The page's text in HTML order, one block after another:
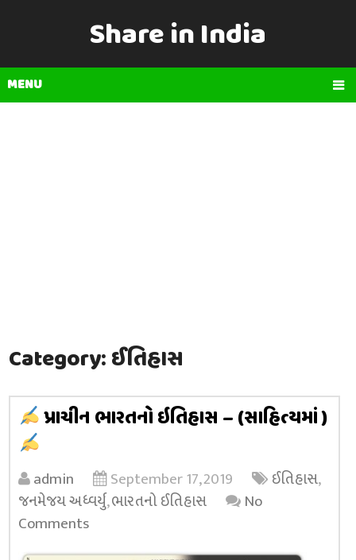
Share in India
MENU
Category:ઈતિહાસ
પ્રાચીન ભારતનો ઇતિહાસ – (સાહિત્યમાં )
admin September 17, 2019 ઈતિહાસ,
જનમેજય અધ્વર્યુ,ભારતનો ઈતિહાસ
No
Comments